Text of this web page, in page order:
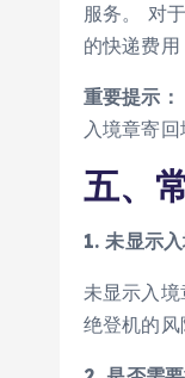
服务。 对
的快递费
重要提示：
入境章寄
五、
1. 未显示
未显示入
绝登机的风